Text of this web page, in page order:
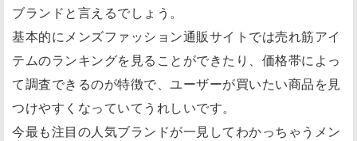
ブランドと言えるでしょう。
基本的にメンズファッション通販サイトでは売れ筋アイ
テムのランキングを見ることができたり、価格帯によっ
て調査できるのが特徴で、ユーザーが買いたい商品を見
つけやすくなっていてうれしいです。
今最も注目の人気ブランドが一見してわかっちゃうメン